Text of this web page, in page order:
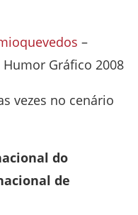
–
Gráfico 2008
vezes no cenário
do
de